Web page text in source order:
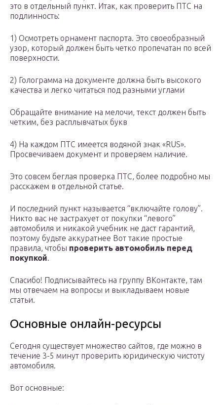
это в отдельный пункт. Итак, как проверить ПТС на
подлинность:
1) Осмотреть орнамент паспорта. Это своеобразный
узор, который должен быть четко пропечатан по всей
поверхности.
2) Голограмма на документе должна быть высокого
качества и легко читаться под разными углами
Обращайте внимание на мелочи, текст должен быть
четким, без расплывчатых букв
4) На каждом ПТС имеется водяной знак «RUS».
Просвечиваем документ и проверяем наличие.
Это совсем беглая проверка ПТС, более подробно мы
расскажем в отдельной статье.
И последний пункт называется “включайте голову”.
Никто вас не застрахует от покупки “левого”
автомобиля и никакой учебник не даст гарантий,
поэтому будьте аккуратнее Вот такие простые
правила, чтобы проверить автомобиль перед
покупкой.
Спасибо! Подписывайтесь на группу ВКонтакте, там
мы отвечаем на вопросы и выкладываем новые
статьи.
Основные онлайн-ресурсы
Сегодня существует множество сайтов, где можно в
течение 3-5 минут проверить юридическую чистоту
автомобиля.
Вот основные: